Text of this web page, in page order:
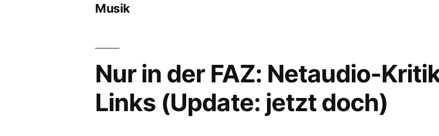
Musik
Nur in der FAZ: Netaudio-
Links (Update: jetzt doch)